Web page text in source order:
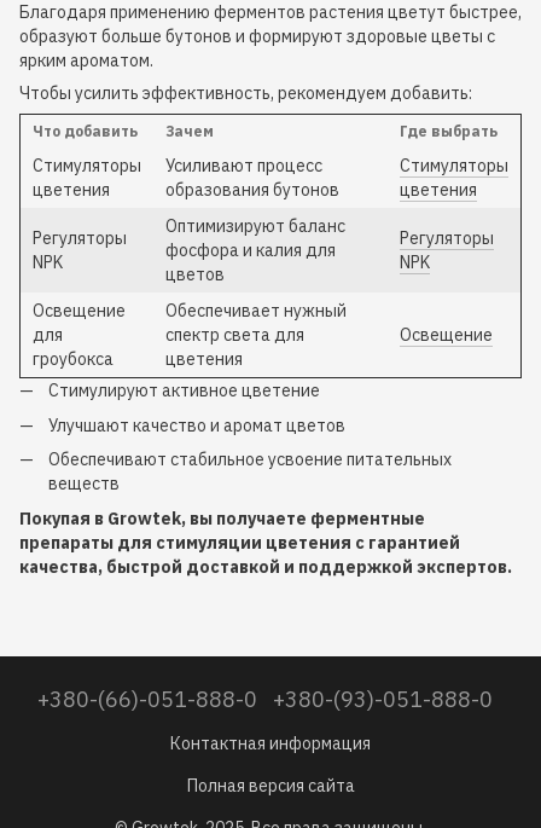
Благодаря применению ферментов растения цветут быстрее,
образуют больше бутонов и формируют здоровые цветы с
ярким ароматом.
Чтобы усилить эффективность, рекомендуем добавить:
Что добавить Зачем Где выбрать
Стимуляторы
цветения
Усиливают процесс
образования бутонов
Стимуляторы
цветения
Регуляторы
NPK
Оптимизируют баланс
фосфора и калия для
цветов
Регуляторы
NPK
Освещение
для
гроубокса
Обеспечивает нужный
спектр света для
цветения
Освещение
Стимулируют активное цветение
Улучшают качество и аромат цветов
Обеспечивают стабильное усвоение питательных
веществ
Покупая в Growtek, вы получаете ферментные
препараты для стимуляции цветения с гарантией
качества, быстрой доставкой и поддержкой экспертов.
+380-(66)-051-888-0 +380-(93)-051-888-0
Контактная информация
Полная версия сайта